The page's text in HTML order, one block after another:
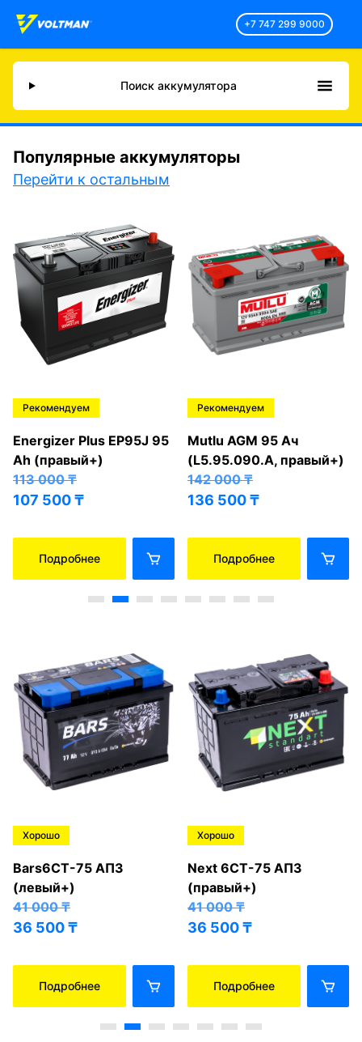
+7 747 299 9000
Поиск аккумулятора
Популярные аккумуляторы
Перейти к остальным
Рекомендуем
Energizer Plus EP95J 95
Ah (правый+)
113 000₸
107 500₸
Подробнее
Рекомендуем
Mutlu AGM 95 Ач
(L5.95.090.A, правый+)
142 000₸
136 500₸
Подробнее
Хорошо
Bars6СТ-75 АПЗ
(левый+)
41 000₸
36 500₸
Подробнее
Хорошо
Next 6СТ-75 АПЗ
(правый+)
41 000₸
36 500₸
Подробнее